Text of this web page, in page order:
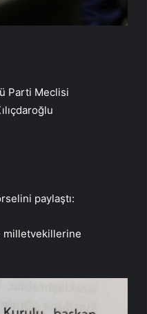
Parti Meclisi
paylaştı:
milletvekillerine